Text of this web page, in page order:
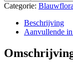
Categorie: Blauwflora
Beschrijving
Aanvullende